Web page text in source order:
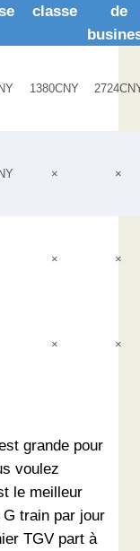
classe
de
1380CNY
× ×
× ×
× ×
grande pour
voulez
le meilleur
train par jour
TGV part à